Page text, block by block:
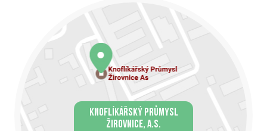
KNOFLÍKÁŘSKÝ PRŮMYSL
ŽIROVNICE, A.S.